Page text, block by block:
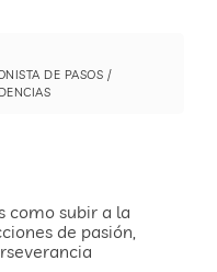
DE PASOS /
como subir a la
de pasión,